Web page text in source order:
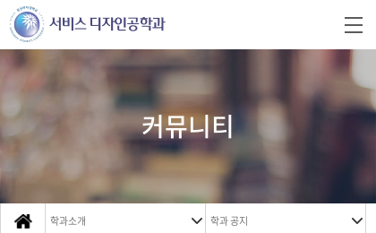
커뮤니티
학과소개 학과 공지